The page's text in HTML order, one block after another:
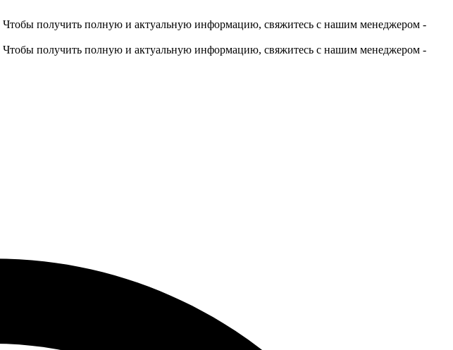
Чтобы получить полную и актуальную информацию, свяжитесь с нашим менеджером -
Чтобы получить полную и актуальную информацию, свяжитесь с нашим менеджером -